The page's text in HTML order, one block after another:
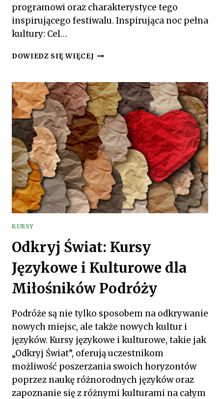
programowi oraz charakterystyce tego
inspirującego festiwalu. Inspirująca noc pełna
kultury: Cel…
DOWIEDZ SIĘ WIĘCEJNOC
ARTYSTYCZNY
W
CENTRUM
MIASTA
KURSY
Odkryj Świat: Kursy
Językowe i Kulturowe dla
Miłośników Podróży
Podróże są nie tylko sposobem na odkrywanie
nowych miejsc, ale także nowych kultur i
języków. Kursy językowe i kulturowe, takie jak
„Odkryj Świat”, oferują uczestnikom
możliwość poszerzania swoich horyzontów
poprzez naukę różnorodnych języków oraz
zapoznanie się z różnymi kulturami na całym